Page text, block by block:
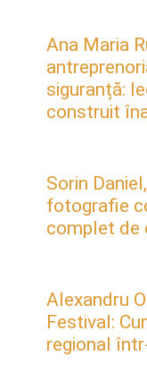
Ana Maria
siguranță:
construit
Sorin
fotografie
complet de
Alexandru
Festival:
regional